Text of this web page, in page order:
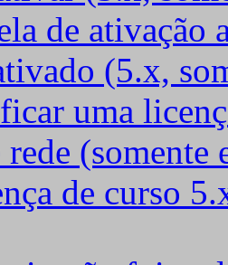
de ativação
(5.x,
uma
(somente
de curso